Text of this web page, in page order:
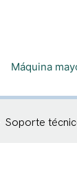
Máquina
Soporte